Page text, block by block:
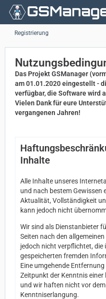
Registrierung
Das Projekt GSManager
am 01.01.2020 eingestellt -
verfügbar, die Software wird
Vielen Dank für eure
vergangenen Jahren!
Inhalte
Alle Inhalte unseres
und nach bestem Gewissen
Aktualität, Vollständigkeit
kann jedoch nicht
Wir sind als Dienstanbieter
Seiten nach den
jedoch nicht verpflichtet, die
gespeicherten fremden
Eine umgehende
Zeitpunkt der Kenntnis
und wir haften nicht vor
Kenntniserlangung.